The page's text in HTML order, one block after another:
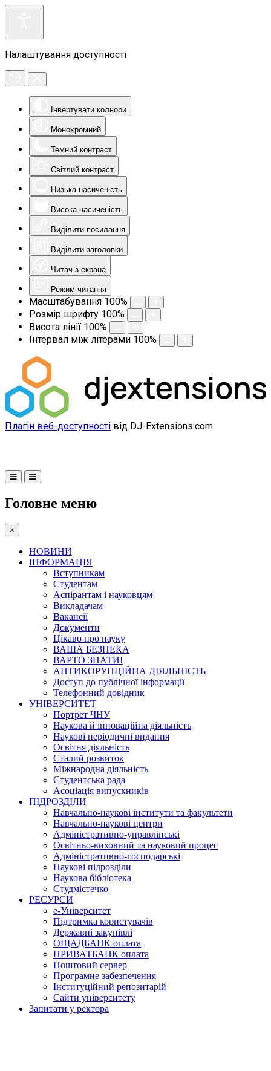
Налаштування доступності
Інвертувати кольори
Монохромний
Темний контраст
Світлий контраст
Низька насиченість
Висока насиченість
Виділити посилання
Виділити заголовки
Читач з екрана
Режим читання
Масштабування 100%
Розмір шрифту 100%
Висота лінії 100%
Інтервал між літерами 100%
Плагін веб-доступності від DJ-Extensions.com
Головне меню
×
НОВИНИ
ІНФОРМАЦІЯ
Вступникам
Студентам
Аспірантам і науковцям
Викладачам
Вакансії
Документи
Цікаво про науку
ВАША БЕЗПЕКА
ВАРТО ЗНАТИ!
АНТИКОРУПЦІЙНА ДІЯЛЬНІСТЬ
Доступ до публічної інформації
Телефонний довідник
УНІВЕРСИТЕТ
Портрет ЧНУ
Наукова й інноваційна діяльність
Наукові періодичні видання
Освітня діяльність
Сталий розвиток
Міжнародна діяльність
Студентська рада
Асоціація випускників
ПІДРОЗДІЛИ
Навчально-наукові інститути та факультети
Навчально-наукові центри
Адміністративно-управлінські
Освітньо-виховний та науковий процес
Адміністративно-господарські
Наукові підрозділи
Наукова бібліотека
Студмістечко
РЕСУРСИ
е-Університет
Підтримка користувачів
Державні закупівлі
ОЩАДБАНК оплата
ПРИВАТБАНК оплата
Поштовий сервер
Програмне забезпечення
Інституційний репозитарій
Сайти університету
Запитати у ректора